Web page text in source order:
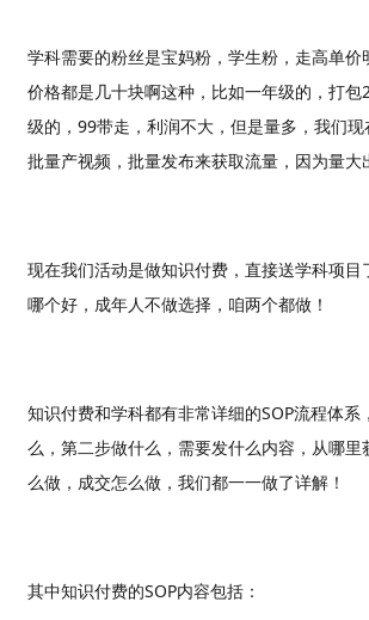
学科需要的粉丝是宝妈粉，学生粉，走高单价
价格都是几十块啊这种，比如一年级的，打
级的，99带走，利润不大，但是量多，我们
批量产视频，批量发布来获取流量，因为量大
现在我们活动是做知识付费，直接送学科项目
哪个好，成年人不做选择，咱两个都做！
知识付费和学科都有非常详细的SOP流程体系
么，第二步做什么，需要发什么内容，从哪里
么做，成交怎么做，我们都一一做了详解！
其中知识付费的SOP内容包括：